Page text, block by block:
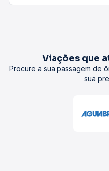
Viações que
Procure a sua passagem de
sua